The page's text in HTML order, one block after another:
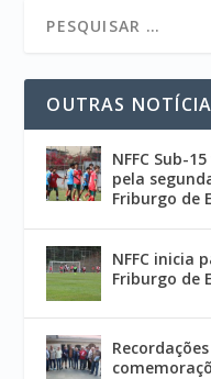
OUTRAS
NFFC Sub-
pela
Friburgo de
NFFC inicia
Friburgo de